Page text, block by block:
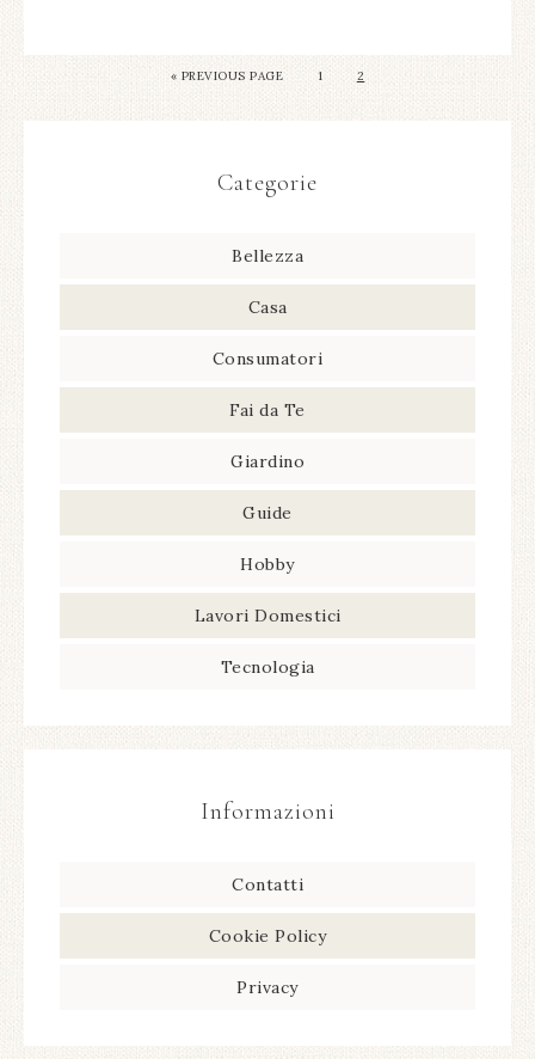
« PREVIOUS PAGE 1 2
Categorie
Bellezza
Casa
Consumatori
Fai da Te
Giardino
Guide
Hobby
Lavori Domestici
Tecnologia
Informazioni
Contatti
Cookie Policy
Privacy